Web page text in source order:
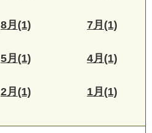
8月(1) 7月(1)
5月(1) 4月(1)
2月(1) 1月(1)